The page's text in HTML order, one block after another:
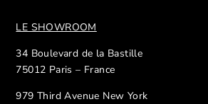
LE SHOWROOM
34 Boulevard de la Bastille
75012 Paris – France
979 Third Avenue New York